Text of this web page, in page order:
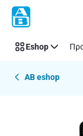
Παράλειψη
Eshop
AB eshop